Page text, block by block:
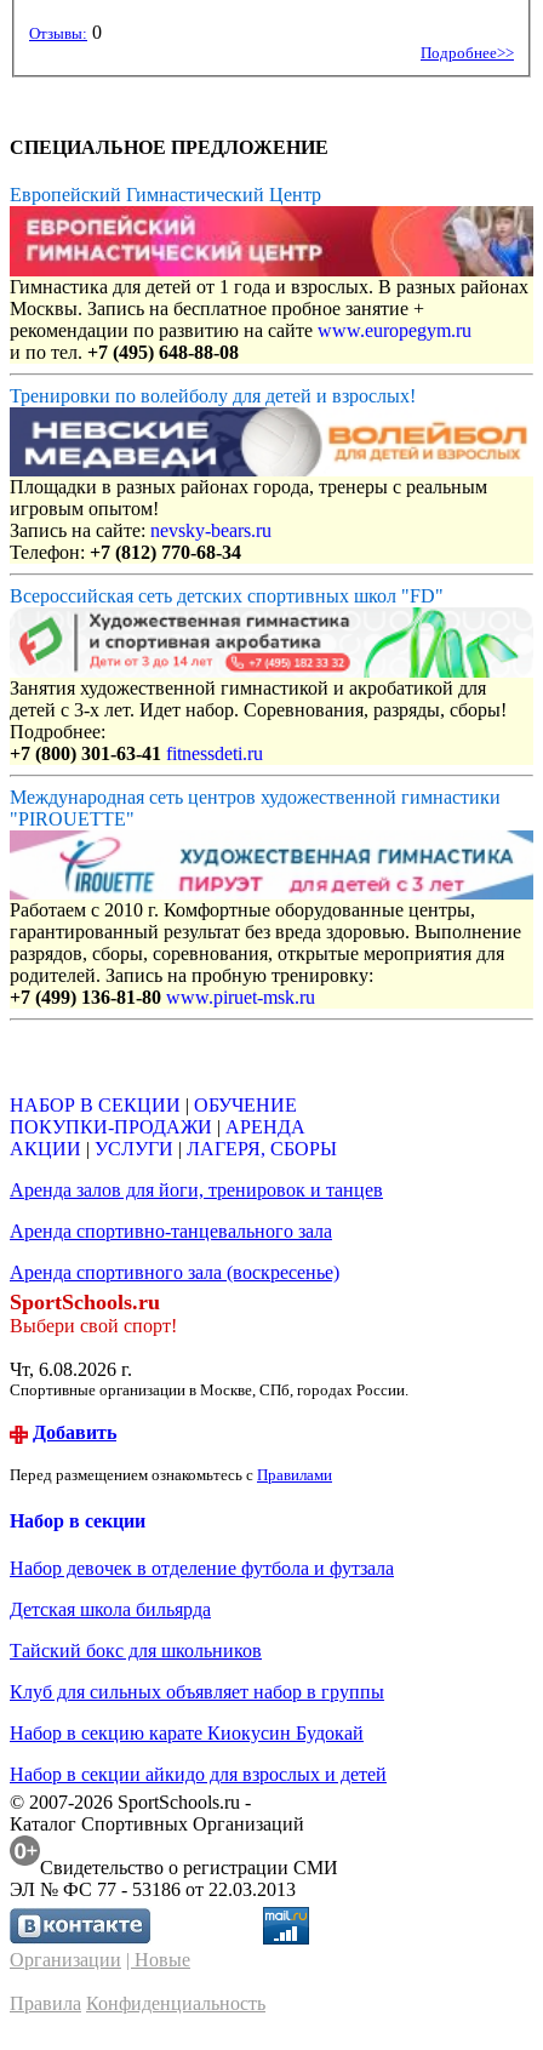
Отзывы: 0
Подробнее>>
СПЕЦИАЛЬНОЕ ПРЕДЛОЖЕНИЕ
Европейский Гимнастический Центр
Гимнастика для детей от 1 года и взрослых. В разных районах
Москвы. Запись на бесплатное пробное занятие +
рекомендации по развитию на сайте www.europegym.ru
и по тел. +7 (495) 648-88-08
Тренировки по волейболу для детей и взрослых!
Площадки в разных районах города, тренеры с реальным
игровым опытом!
Запись на сайте: nevsky-bears.ru
Телефон: +7 (812) 770-68-34
Всероссийская сеть детских спортивных школ "FD"
Занятия художественной гимнастикой и акробатикой для
детей с 3-х лет. Идет набор. Соревнования, разряды, сборы!
Подробнее:
+7 (800) 301-63-41 fitnessdeti.ru
Международная сеть центров художественной гимнастики
"PIROUETTE"
Работаем с 2010 г. Комфортные оборудованные центры,
гарантированный результат без вреда здоровью. Выполнение
разрядов, сборы, соревнования, открытые мероприятия для
родителей. Запись на пробную тренировку:
+7 (499) 136-81-80 www.piruet-msk.ru
НАБОР В СЕКЦИИ | ОБУЧЕНИЕ
ПОКУПКИ-ПРОДАЖИ | АРЕНДА
АКЦИИ | УСЛУГИ | ЛАГЕРЯ, СБОРЫ
Аренда залов для йоги, тренировок и танцев
Аренда спортивно-танцевального зала
Аренда спортивного зала (воскресенье)
SportSchools.ru
Выбери свой спорт!
Чт, 6.08.2026 г.
Спортивные организации в Москве, СПб, городах России.
Добавить
Перед размещением ознакомьтесь с Правилами
Набор в секции
Набор девочек в отделение футбола и футзала
Детская школа бильярда
Тайский бокс для школьников
Клуб для сильных объявляет набор в группы
Набор в секцию карате Киокусин Будокай
Набор в секции айкидо для взрослых и детей
© 2007-2026 SportSchools.ru -
Каталог Спортивных Организаций
Свидетельство о регистрации СМИ
ЭЛ № ФС 77 - 53186 от 22.03.2013
Организации | Новые
Правила Конфиденциальность